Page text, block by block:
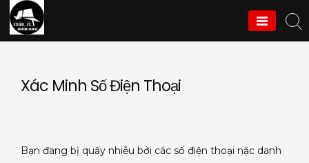
Skip
Thám Tử Nam Sao
Xác Minh Số Điện Thoại
Bạn đang bị quấy nhiễu bởi các số điện thoại nặc danh